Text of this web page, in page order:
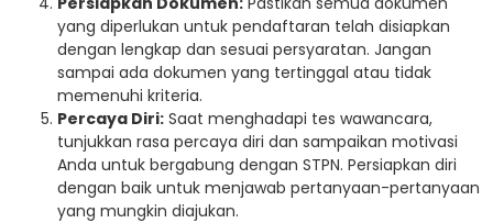
yang diperlukan untuk pendaftaran telah disiapkan
dengan lengkap dan sesuai persyaratan. Jangan
sampai ada dokumen yang tertinggal atau tidak
memenuhi kriteria.
Percaya Diri: Saat menghadapi tes wawancara,
tunjukkan rasa percaya diri dan sampaikan motivasi
Anda untuk bergabung dengan STPN. Persiapkan diri
dengan baik untuk menjawab pertanyaan-pertanyaan
yang mungkin diajukan.